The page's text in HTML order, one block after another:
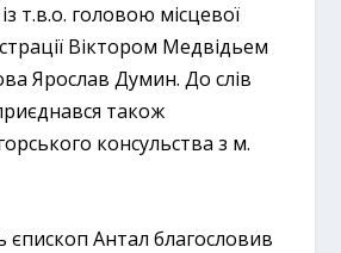
т.в.о. головою місцевої
Віктором Медвідьем
Ярослав Думин. До слів
також
консульства з м.
єпископ Антал благословив